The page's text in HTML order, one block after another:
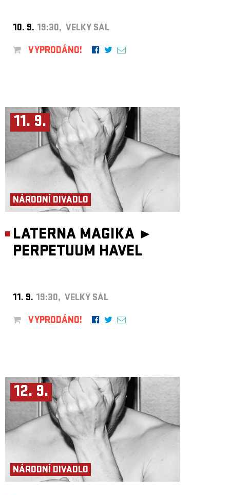
10. 9. 19:30, VELKÝ SÁL
VYPRODÁNO!
11. 9.
NÁRODNÍ DIVADLO
LATERNA MAGIKA ►
PERPETUUM HAVEL
11. 9. 19:30, VELKÝ SÁL
VYPRODÁNO!
12. 9.
NÁRODNÍ DIVADLO